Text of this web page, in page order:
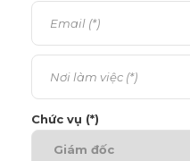
Chức vụ (*)